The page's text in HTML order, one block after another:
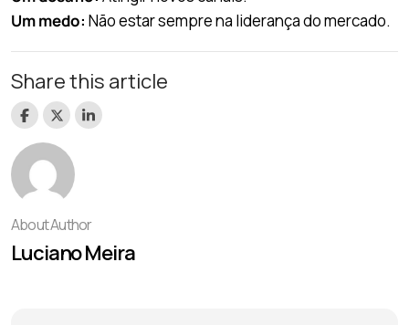
Um medo: Não estar sempre na liderança do mercado.
Share this article
About Author
Luciano Meira